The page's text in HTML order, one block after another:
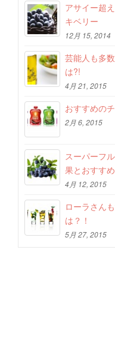
アサイー超
キベリー
12月 15, 2014
芸能人も多
は?!
4月 21, 2015
おすすめの
2月 6, 2015
スーパーフ
果とおすす
4月 12, 2015
ローラさん
は？！
5月 27, 2015